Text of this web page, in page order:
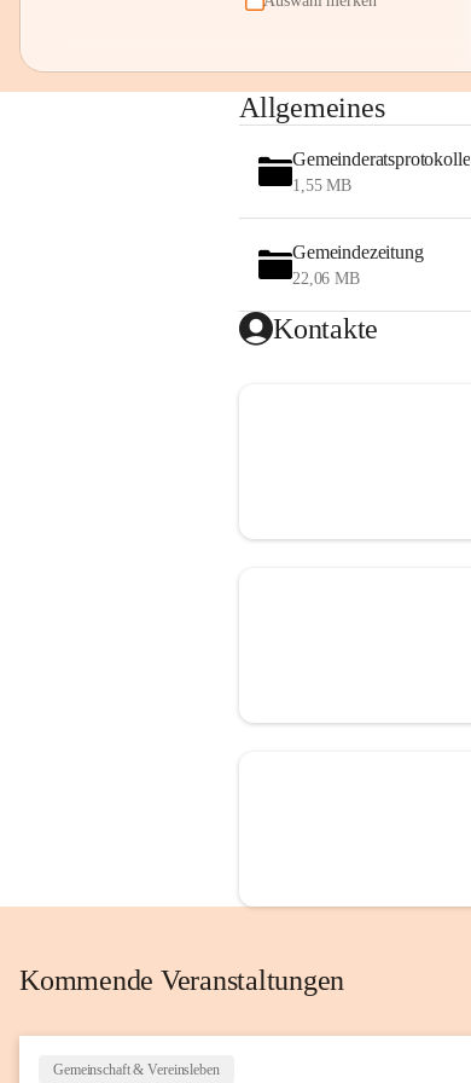
Allgemeines
Gemeinderatsprotokolle
1,55 MB
Gemeindezeitung
22,06 MB
Kontakte
Kommende Veranstaltungen
Gemeinschaft & Vereinsleben